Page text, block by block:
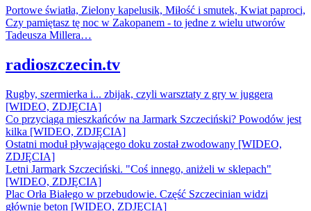
Portowe światła, Zielony kapelusik, Miłość i smutek, Kwiat paproci,
Czy pamiętasz tę noc w Zakopanem - to jedne z wielu utworów
Tadeusza Millera…
radioszczecin.tv
Rugby, szermierka i... zbijak, czyli warsztaty z gry w juggera
[WIDEO, ZDJĘCIA]
Co przyciąga mieszkańców na Jarmark Szczeciński? Powodów jest
kilka [WIDEO, ZDJĘCIA]
Ostatni moduł pływającego doku został zwodowany [WIDEO,
ZDJĘCIA]
Letni Jarmark Szczeciński. "Coś innego, aniżeli w sklepach"
[WIDEO, ZDJĘCIA]
Plac Orła Białego w przebudowie. Część Szczecinian widzi
głównie beton [WIDEO, ZDJĘCIA]